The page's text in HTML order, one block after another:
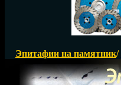
Эпитафии на памятник/